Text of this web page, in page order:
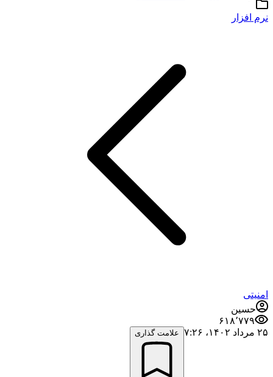
نرم افزار
امنیتی
حسین
۶۱۸٬۷۷۹
۲۵ مرداد ۱۴۰۲،‏ ۷:۲۶
علامت گذاری